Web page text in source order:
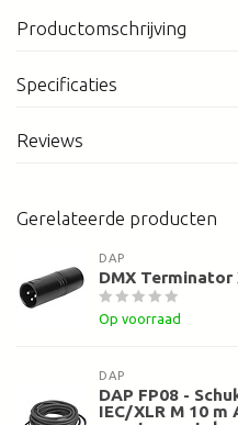
Productomschrijving
Specificaties
Reviews
Gerelateerde producten
DAP
DMX Terminator
Op voorraad
DAP
DAP FP08 -
IEC/XLR M 10 m